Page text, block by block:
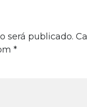
será publicado.
*